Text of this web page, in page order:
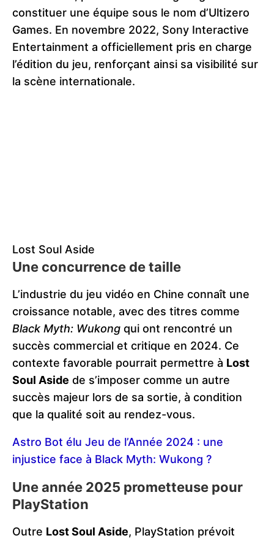
constituer une équipe sous le nom d’Ultizero
Games. En novembre 2022, Sony Interactive
Entertainment a officiellement pris en charge
l’édition du jeu, renforçant ainsi sa visibilité sur
la scène internationale.
Lost Soul Aside
Une concurrence de taille
L’industrie du jeu vidéo en Chine connaît une
croissance notable, avec des titres comme
Black Myth: Wukong qui ont rencontré un
succès commercial et critique en 2024. Ce
contexte favorable pourrait permettre à Lost
Soul Aside de s’imposer comme un autre
succès majeur lors de sa sortie, à condition
que la qualité soit au rendez-vous.
Astro Bot élu Jeu de l’Année 2024 : une
injustice face à Black Myth: Wukong ?
Une année 2025 prometteuse pour
PlayStation
Outre Lost Soul Aside, PlayStation prévoit